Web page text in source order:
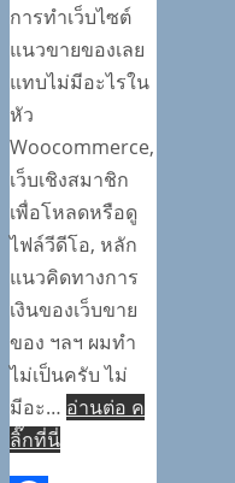
การทำเว็บไซต์
แนวขายของเลย
แทบไม่มีอะไรใน
หัว
Woocommerce,
เว็บเชิงสมาชิก
เพื่อโหลดหรือดู
ไฟล์วีดีโอ, หลัก
แนวคิดทางการ
เงินของเว็บขาย
ของ ฯลฯ ผมทำ
ไม่เป็นครับ ไม่
มีอะ… อ่านต่อ ค
ลิ๊กที่นี่